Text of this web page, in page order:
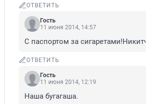
ОТВЕТИТЬ
Гость
11 июня 2014, 14:57
С паспортом за
ОТВЕТИТЬ
Гость
11 июня 2014, 12:19
Наша бугагаша.